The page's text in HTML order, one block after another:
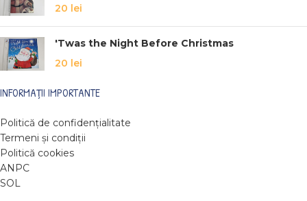
20 lei
'Twas the Night Before Christmas
20 lei
INFORMAȚII IMPORTANTE
Politică de confidențialitate
Termeni și condiții
Politică cookies
ANPC
SOL